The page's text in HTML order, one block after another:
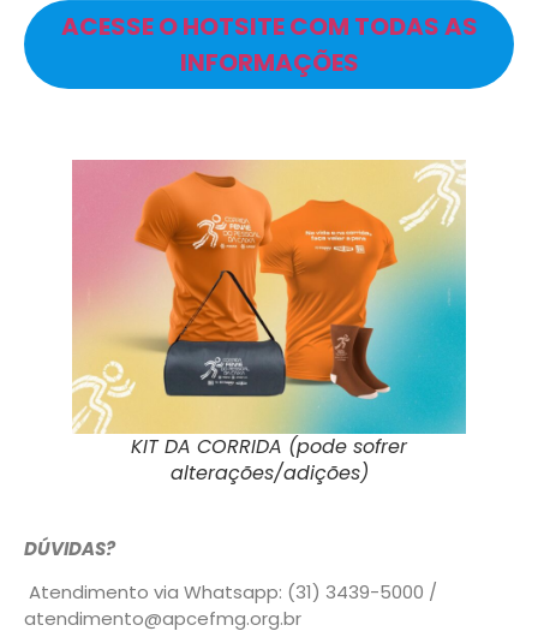
ACESSE O HOTSITE COM TODAS AS
INFORMAÇÕES
KIT DA CORRIDA (pode sofrer
alterações/adições)
DÚVIDAS?
Atendimento via Whatsapp: (31) 3439-5000 /
atendimento@apcefmg.org.br